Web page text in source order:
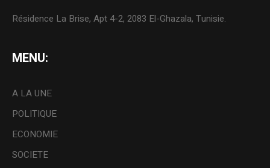
Résidence La Brise, Apt 4-2, 2083 El-Ghazala, Tunisie.
MENU:
A LA UNE
POLITIQUE
ECONOMIE
SOCIETE